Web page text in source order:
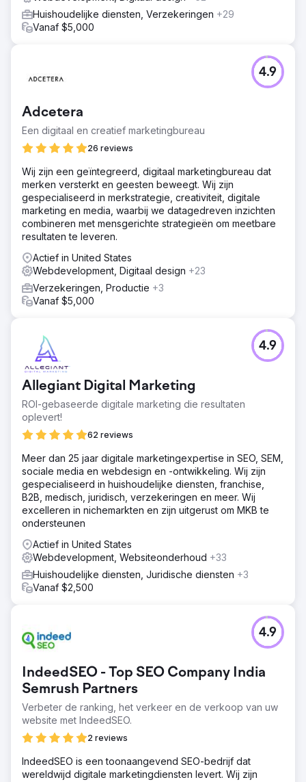
Huishoudelijke diensten, Verzekeringen +29
Vanaf $5,000
Adcetera
Een digitaal en creatief marketingbureau
26 reviews
4.9
Wij zijn een geïntegreerd, digitaal marketingbureau dat
merken versterkt en geesten beweegt. Wij zijn
gespecialiseerd in merkstrategie, creativiteit, digitale
marketing en media, waarbij we datagedreven inzichten
combineren met mensgerichte strategieën om meetbare
resultaten te leveren.
Actief in United States
Webdevelopment, Digitaal design +23
Verzekeringen, Productie +3
Vanaf $5,000
Allegiant Digital Marketing
ROI-gebaseerde digitale marketing die resultaten
oplevert!
62 reviews
4.9
Meer dan 25 jaar digitale marketingexpertise in SEO, SEM,
sociale media en webdesign en -ontwikkeling. Wij zijn
gespecialiseerd in huishoudelijke diensten, franchise,
B2B, medisch, juridisch, verzekeringen en meer. Wij
excelleren in nichemarkten en zijn uitgerust om MKB te
ondersteunen
Actief in United States
Webdevelopment, Websiteonderhoud +33
Huishoudelijke diensten, Juridische diensten +3
Vanaf $2,500
IndeedSEO - Top SEO Company India
Semrush Partners
Verbeter de ranking, het verkeer en de verkoop van uw
website met IndeedSEO.
2 reviews
4.9
IndeedSEO is een toonaangevend SEO-bedrijf dat
wereldwijd digitale marketingdiensten levert. Wij zijn